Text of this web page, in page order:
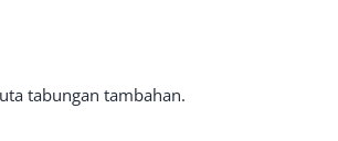
tabungan tambahan.